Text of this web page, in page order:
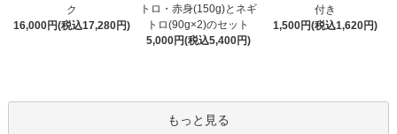
ク
16,000円(税込17,280円)
トロ・赤身(150g)とネギ
トロ(90g×2)のセット
5,000円(税込5,400円)
付き
1,500円(税込1,620円)
もっと見る